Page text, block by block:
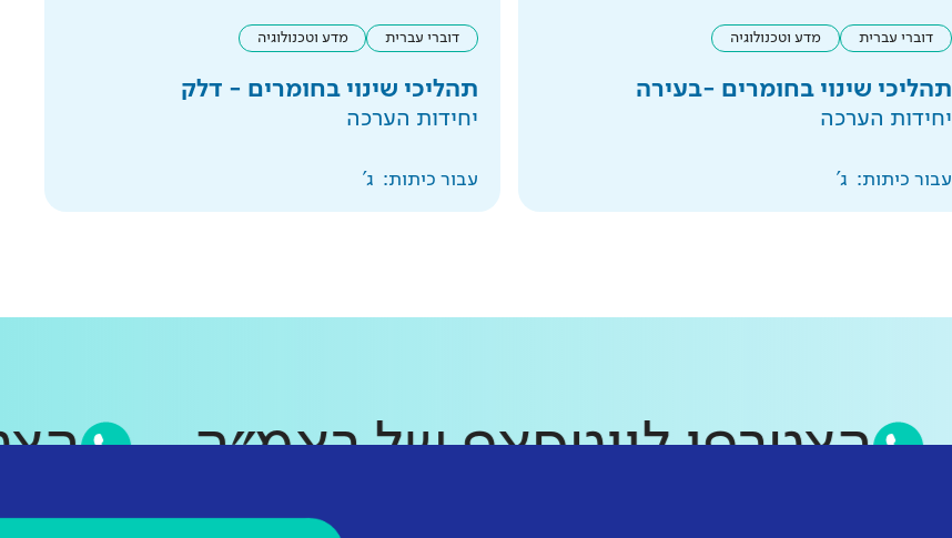
דוברי עברית מדע וטכנולוגיה
תהליכי שינוי בחומרים -בעירה
יחידות הערכה
עבור כיתות: ג'
דוברי עברית מדע וטכנולוגיה
תהליכי שינוי בחומרים - דלק
יחידות הערכה
עבור כיתות: ג'
הצטרפו לווטסאפ של ראמ״ה